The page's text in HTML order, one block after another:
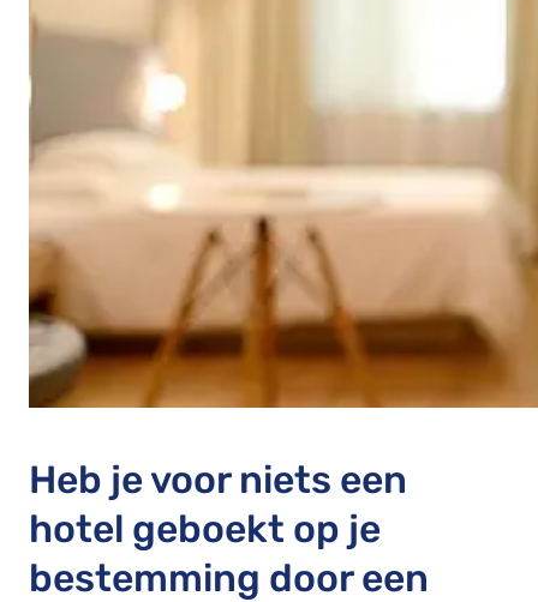
Heb je voor niets een
hotel geboekt op je
bestemming door een